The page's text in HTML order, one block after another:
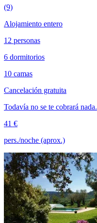
(9)
Alojamiento entero
12 personas
6 dormitorios
10 camas
Cancelación gratuita
Todavía no se te cobrará nada.
41 €
pers./noche (aprox.)